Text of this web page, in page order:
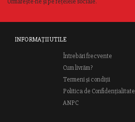
INFORMAȚII UTILE
Întrebări frecvente
Cum livrăm?
Termeni și condiții
Politica de Confidențialitate
ANPC